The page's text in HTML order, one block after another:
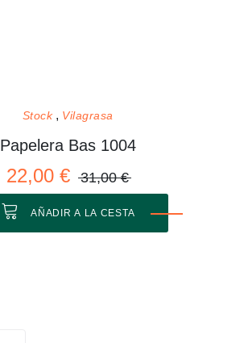
Stock Vilagrasa
Papelera Bas 1004
22,00 € 31,00 €
AÑADIR A LA CESTA